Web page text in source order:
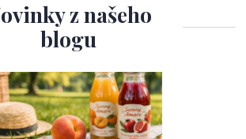
z našeho
blogu